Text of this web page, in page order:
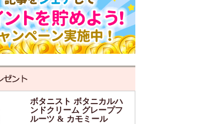
ボタニスト ボタニカルハ
ンドクリーム グレープフ
ルーツ & カモミール